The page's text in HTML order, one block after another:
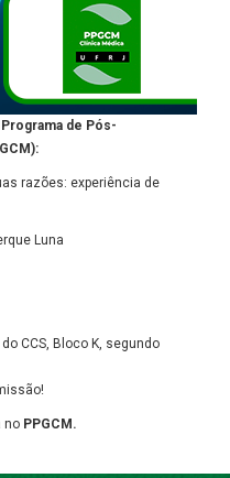
de Pós-
razões: experiência de
Luna
CCS, Bloco K, segundo
no PPGCM.